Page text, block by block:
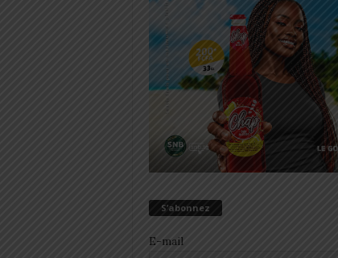
S’abonnez
E-mail